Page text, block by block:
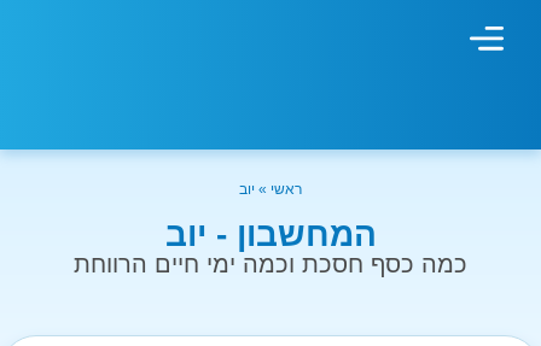
ראשי » יוב
המחשבון - יוב
כמה כסף חסכת וכמה ימי חיים הרווחת